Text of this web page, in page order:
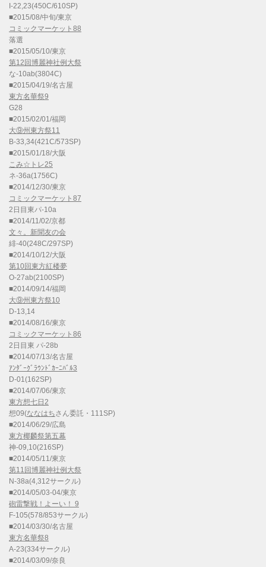
I-22,23(450C/610SP)
■2015/08/中旬/東京
コミックマーケット88
落選
■2015/05/10/東京
第12回博麗神社例大祭
な-10ab(3804C)
■2015/04/19/名古屋
東方名華祭9
G28
■2015/02/01/福岡
大⑨州東方祭11
B-33,34(421C/573SP)
■2015/01/18/大阪
こみ☆トレ25
ネ-36a(1756C)
■2014/12/30/東京
コミックマーケット87
2日目東パ-10a
■2014/11/02/京都
文々。新聞友の会
緋-40(248C/297SP)
■2014/10/12/大阪
第10回東方紅楼夢
O-27ab(2100SP)
■2014/09/14/福岡
大⑨州東方祭10
D-13,14
■2014/08/16/東京
コミックマーケット86
2日目東 パ-28b
■2014/07/13/名古屋
ｱﾝﾀﾞｰｸﾞﾗｳﾝﾄﾞｶｰﾆﾊﾞﾙ3
D-01(162SP)
■2014/07/06/東京
東方想七日2
想09(ななはちさん委託・111SP)
■2014/06/29/広島
東方椰麟祭第五幕
神-09,10(216SP)
■2014/05/11/東京
第11回博麗神社例大祭
N-38a(4,312サークル)
■2014/05/03-04/東京
砲雷撃戦！よーい！ 9
F-105(578/853サークル)
■2014/03/30/名古屋
東方名華祭8
A-23(334サークル)
■2014/03/09/奈良